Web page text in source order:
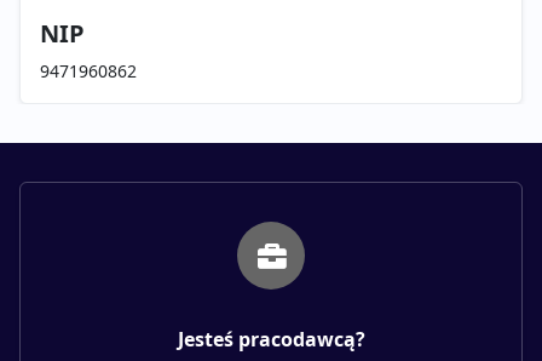
NIP
9471960862
Jesteś pracodawcą?